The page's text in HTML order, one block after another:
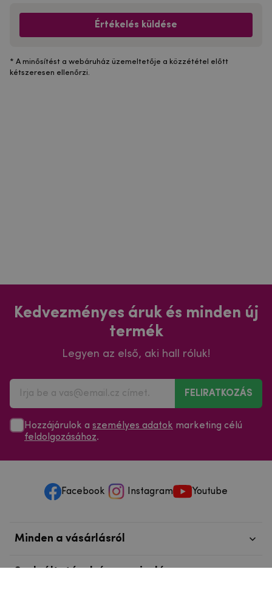
Értékelés küldése
* A minősítést a webáruház üzemeltetője a közzététel előtt
kétszeresen ellenőrzi.
Kedvezményes áruk és minden új
termék
Legyen az első, aki hall róluk!
FELIRATKOZÁS
Hozzájárulok a személyes adatok marketing célú
feldolgozásához.
Facebook Instagram Youtube
Minden a vásárlásról